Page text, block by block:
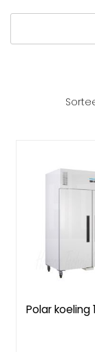
Polar koeling